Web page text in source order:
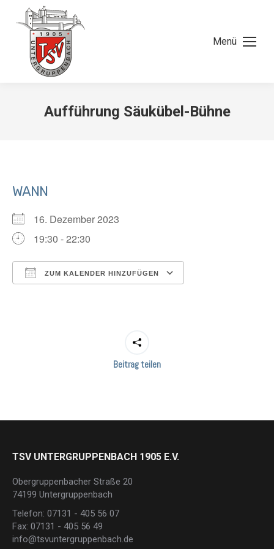
Menü
Aufführung Säukübel-Bühne
WANN
16. Dezember 2023
19:30 - 22:30
ZUM KALENDER HINZUFÜGEN
Beitrag teilen
TSV UNTERGRUPPENBACH 1905 E.V.
Obergruppenbacher Straße 20
74199 Untergruppenbach
Telefon: 07131 - 405 56 07
Fax: 07131 - 405 56 49
info@tsvuntergruppenbach.de